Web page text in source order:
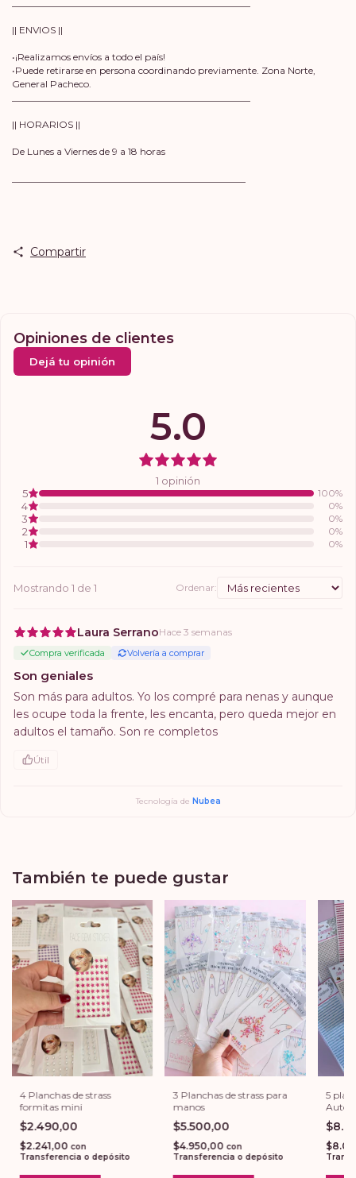
|| ENVIOS ||
•¡Realizamos envíos a todo el país!
•Puede retirarse en persona coordinando previamente. Zona Norte,
General Pacheco.
|| HORARIOS ||
De Lunes a Viernes de 9 a 18 horas
Compartir
Opiniones de clientes
Dejá tu opinión
5.0
1 opinión
5
100%
4 0%
3 0%
2 0%
1 0%
Mostrando 1 de 1 Ordenar:
Laura SerranoHace 3 semanas
Compra verificada Volvería a comprar
Son geniales
Son más para adultos. Yo los compré para nenas y aunque
les ocupe toda la frente, les encanta, pero queda mejor en
adultos el tamaño. Son re completos
Útil
Tecnología de Nubea
También te puede gustar
4 Planchas de strass
formitas mini
$2.490,00
$2.241,00 con
Transferencia o depósito
3 Planchas de strass para
manos
$5.500,00
$4.950,00 con
Transferencia o depósito
5